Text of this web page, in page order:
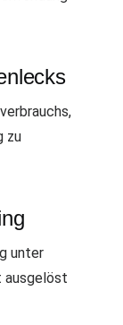
zu
unter
ausgelöst